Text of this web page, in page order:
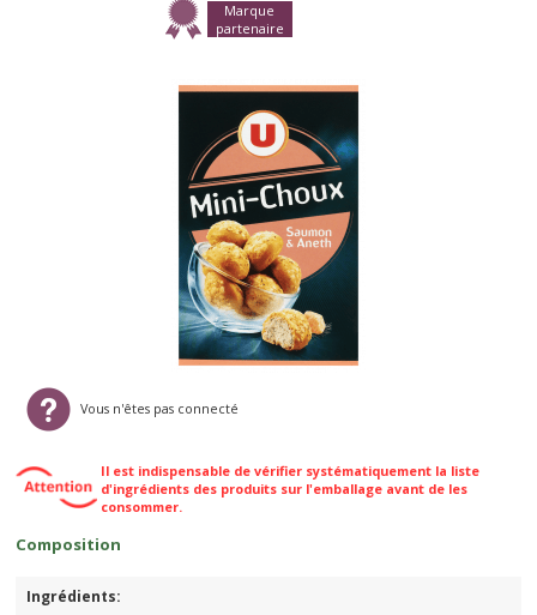
Marque
partenaire
Vous n'êtes pas connecté
Il est indispensable de vérifier systématiquement la liste
d'ingrédients des produits sur l'emballage avant de les
consommer.
Composition
Ingrédients: